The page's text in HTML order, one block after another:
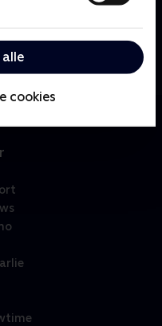
cookies
i alle aldre. Følg med